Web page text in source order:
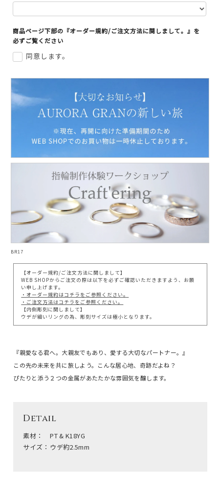
商品ページ下部の『オーダー規約/ご注文方法に関しまして。』を
必ずご覧ください
同意します。
BR17
【オーダー規約/ご注文方法に関しまして】
WEB SHOPからご注文の際は以下を必ずご確認いただきますよう、お願
い申し上げます。
・オーダー規約はコチラをご参照ください。
・ご注文方法はコチラをご参照ください。
【内側彫刻に関しまして】
ウデが細いリングの為、彫刻サイズは極小となります。
『親愛なる君へ。大親友でもあり、愛する大切なパートナー。』
この先の未来を共に旅しよう。こんな居心地、奇跡だよね？
ぴたりと添う２つの金属があたたかな雰囲気を醸します。
Detail
素材：
PT & K18YG
サイズ： ウデ約2.5mm
AURORA GRAN